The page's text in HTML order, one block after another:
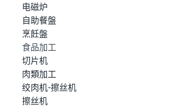
电磁炉
自助餐盤
烹飪盤
食品加工
切片机
肉類加工
绞肉机-擦丝机
擦丝机